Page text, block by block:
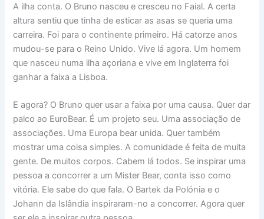
A ilha conta. O Bruno nasceu e cresceu no Faial. A certa
altura sentiu que tinha de esticar as asas se queria uma
carreira. Foi para o continente primeiro. Há catorze anos
mudou-se para o Reino Unido. Vive lá agora. Um homem
que nasceu numa ilha açoriana e vive em Inglaterra foi
ganhar a faixa a Lisboa.
E agora? O Bruno quer usar a faixa por uma causa. Quer dar
palco ao EuroBear. É um projeto seu. Uma associação de
associações. Uma Europa bear unida. Quer também
mostrar uma coisa simples. A comunidade é feita de muita
gente. De muitos corpos. Cabem lá todos. Se inspirar uma
pessoa a concorrer a um Mister Bear, conta isso como
vitória. Ele sabe do que fala. O Bartek da Polónia e o
Johann da Islândia inspiraram-no a concorrer. Agora quer